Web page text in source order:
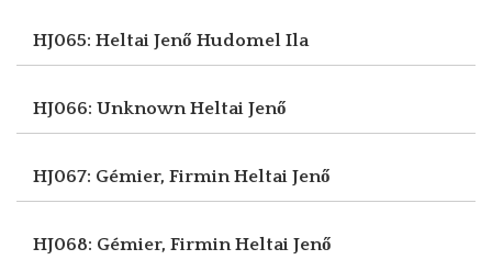
HJ065: Heltai Jenő Hudomel Ila
HJ066: UnknownHeltai Jenő
HJ067: Gémier, FirminHeltai Jenő
HJ068: Gémier, FirminHeltai Jenő